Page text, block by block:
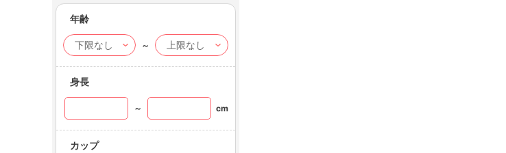
年齢
～
身長
～ cm
カップ